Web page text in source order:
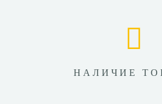
НАЛИЧИЕ